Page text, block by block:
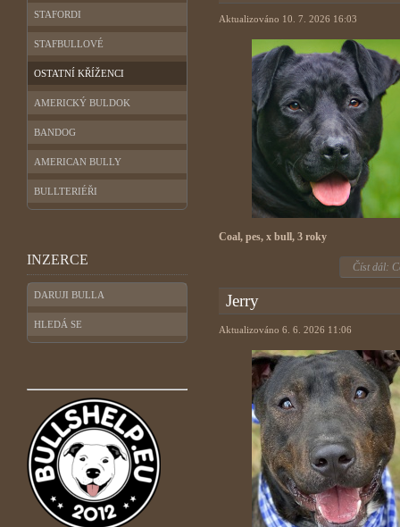
STAFORDI
STAFBULLOVÉ
OSTATNÍ KŘÍŽENCI
AMERICKÝ BULDOK
BANDOG
AMERICAN BULLY
BULLTERIÉŘI
INZERCE
DARUJI BULLA
HLEDÁ SE
Aktualizováno 10. 7. 2026 16:03
Coal, pes, x bull, 3 roky
Číst dál:
Jerry
Aktualizováno 6. 6. 2026 11:06